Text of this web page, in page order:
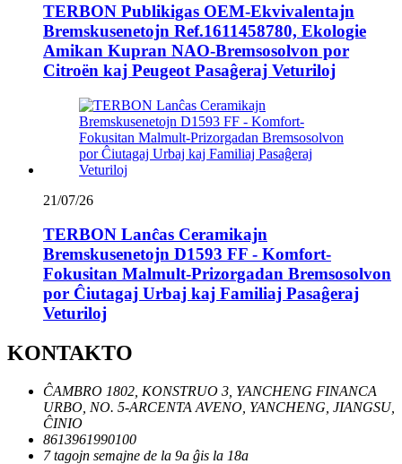
TERBON Publikigas OEM-Ekvivalentajn
Bremskusenetojn Ref.1611458780, Ekologie
Amikan Kupran NAO-Bremsosolvon por
Citroën kaj Peugeot Pasaĝeraj Veturiloj
21/07/26
TERBON Lanĉas Ceramikajn
Bremskusenetojn D1593 FF - Komfort-
Fokusitan Malmult-Prizorgadan Bremsosolvon
por Ĉiutagaj Urbaj kaj Familiaj Pasaĝeraj
Veturiloj
KONTAKTO
ĈAMBRO 1802, KONSTRUO 3, YANCHENG FINANCA
URBO, NO. 5-ARCENTA AVENO, YANCHENG, JIANGSU,
ĈINIO
8613961990100
7 tagojn semajne de la 9a ĝis la 18a